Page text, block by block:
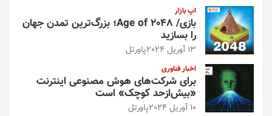
اپ بازار
بازی/ Age of 2048؛ بزرگ‌ترین تمدن جهان
را بسازید
13 آوریل 2024 پاورتل
اخبار فناوری
برای شرکت‌های هوش مصنوعی اینترنت
«بیش‌از‌حد کوچک» است
10 آوریل 2024 پاورتل